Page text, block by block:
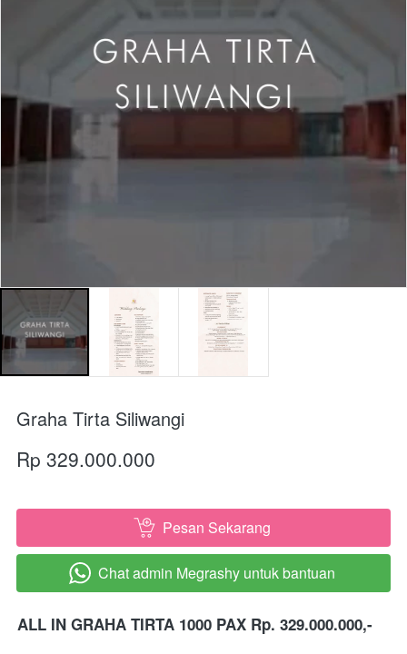
Graha Tirta Siliwangi
Rp 329.000.000
` Pesan Sekarang
` Chat admin Megrashy untuk bantuan
ALL IN GRAHA TIRTA 1000 PAX Rp. 329.000.000,-